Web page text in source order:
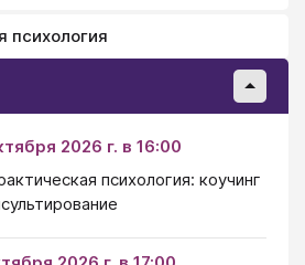
психология
2026 г. в 16:00
психология: коучинг